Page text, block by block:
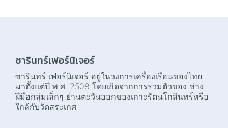
ซารินทร์เฟอร์นิเจอร์
ซารินทร์ เฟอร์นิเจอร์ อยู่ในวงการเครื่องเรือนของไทย
มาตั้งแต่ปี พ.ศ. 2508 โดยเกิดจากการรวมตัวของ ช่าง
ฝีมือกลุ่มเล็กๆ ย่านตะวันออกของเกาะรัตนโกสินทร์หรือ
ใกล้กับวัดสระเกศ